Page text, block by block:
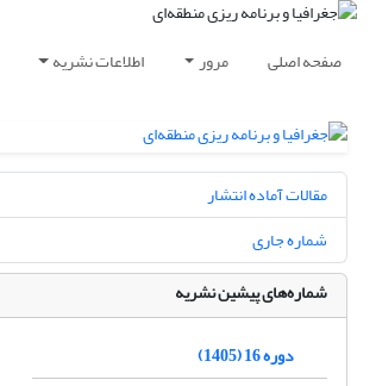
صفحه اصلی مرور اطلاعات نشریه
مقالات آماده انتشار
شماره جاری
شماره‌های پیشین نشریه
دوره 16 (1405)